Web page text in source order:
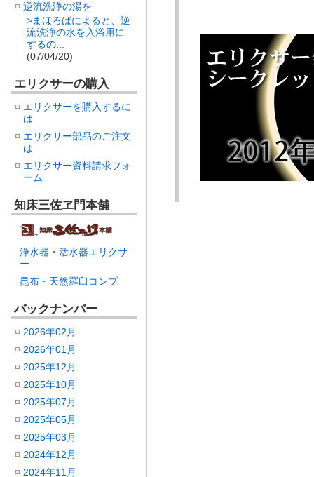
逆流洗浄の湯を
>まほろばによると、逆
流洗浄の水を入浴用に
するの...
(07/04/20)
エリクサーの購入
エリクサーを購入するに
は
エリクサー部品のご注文
は
エリクサー資料請求フォ
ーム
知床三佐ヱ門本舗
浄水器・活水器エリクサ
ー
昆布・天然羅臼コンブ
バックナンバー
2026年02月
2026年01月
2025年12月
2025年10月
2025年07月
2025年05月
2025年03月
2024年12月
2024年11月